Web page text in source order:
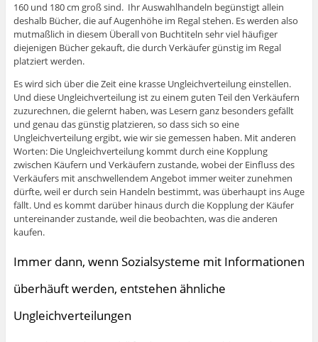
160 und 180 cm groß sind. Ihr Auswahlhandeln begünstigt allein
deshalb Bücher, die auf Augenhöhe im Regal stehen. Es werden also
mutmaßlich in diesem Überall von Buchtiteln sehr viel häufiger
diejenigen Bücher gekauft, die durch Verkäufer günstig im Regal
platziert werden.
Es wird sich über die Zeit eine krasse Ungleichverteilung einstellen.
Und diese Ungleichverteilung ist zu einem guten Teil den Verkäufern
zuzurechnen, die gelernt haben, was Lesern ganz besonders gefällt
und genau das günstig platzieren, so dass sich so eine
Ungleichverteilung ergibt, wie wir sie gemessen haben. Mit anderen
Worten: Die Ungleichverteilung kommt durch eine Kopplung
zwischen Käufern und Verkäufern zustande, wobei der Einfluss des
Verkäufers mit anschwellendem Angebot immer weiter zunehmen
dürfte, weil er durch sein Handeln bestimmt, was überhaupt ins Auge
fällt. Und es kommt darüber hinaus durch die Kopplung der Käufer
untereinander zustande, weil die beobachten, was die anderen
kaufen.
Immer dann, wenn Sozialsysteme mit Informationen
überhäuft werden, entstehen ähnliche
Ungleichverteilungen